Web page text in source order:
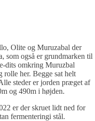
Olite og Muruzabal der
som også er grundmarken til
dits omkring Muruzbal
her. Begge sat helt
steder er jorden præget af
og 490m i højden.
er der skruet lidt ned for
fermenteringi stål.